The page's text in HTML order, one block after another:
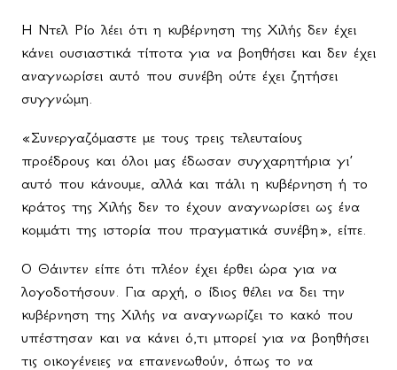
Η Ντελ Ρίο λέει ότι η κυβέρνηση της Χιλής δεν έχει
κάνει ουσιαστικά τίποτα για να βοηθήσει και δεν έχει
αναγνωρίσει αυτό που συνέβη ούτε έχει ζητήσει
συγγνώμη.
«Συνεργαζόμαστε με τους τρεις τελευταίους
προέδρους και όλοι μας έδωσαν συγχαρητήρια γι’
αυτό που κάνουμε, αλλά και πάλι η κυβέρνηση ή το
κράτος της Χιλής δεν το έχουν αναγνωρίσει ως ένα
κομμάτι της ιστορία που πραγματικά συνέβη», είπε.
Ο Θάιντεν είπε ότι πλέον έχει έρθει ώρα για να
λογοδοτήσουν. Για αρχή, ο ίδιος θέλει να δει την
κυβέρνηση της Χιλής να αναγνωρίζει το κακό που
υπέστησαν και να κάνει ό,τι μπορεί για να βοηθήσει
τις οικογένειες να επανενωθούν, όπως το να